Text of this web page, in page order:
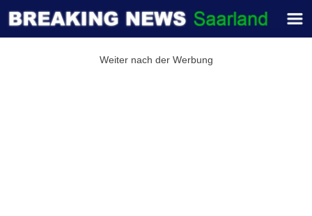
Weiter nach der Werbung